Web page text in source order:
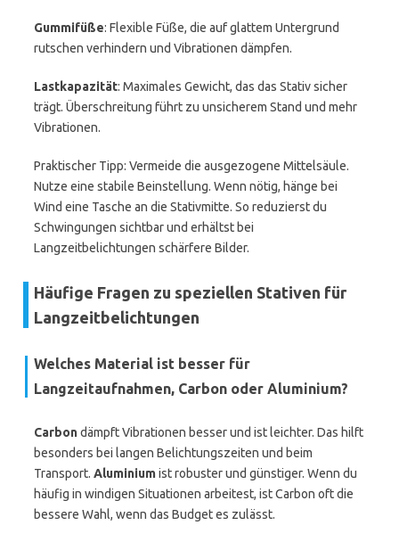
Gummifüße: Flexible Füße, die auf glattem Untergrund
rutschen verhindern und Vibrationen dämpfen.
Lastkapazität: Maximales Gewicht, das das Stativ sicher
trägt. Überschreitung führt zu unsicherem Stand und mehr
Vibrationen.
Praktischer Tipp: Vermeide die ausgezogene Mittelsäule.
Nutze eine stabile Beinstellung. Wenn nötig, hänge bei
Wind eine Tasche an die Stativmitte. So reduzierst du
Schwingungen sichtbar und erhältst bei
Langzeitbelichtungen schärfere Bilder.
Häufige Fragen zu speziellen Stativen für
Langzeitbelichtungen
Welches Material ist besser für
Langzeitaufnahmen, Carbon oder Aluminium?
Carbondämpft Vibrationen besser und ist leichter. Das hilft
besonders bei langen Belichtungszeiten und beim
Transport. Aluminiumist robuster und günstiger. Wenn du
häufig in windigen Situationen arbeitest, ist Carbon oft die
bessere Wahl, wenn das Budget es zulässt.